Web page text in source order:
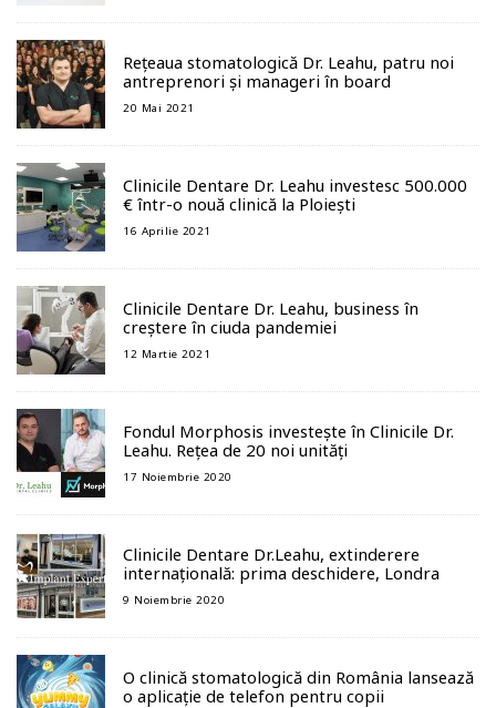
Rețeaua stomatologică Dr. Leahu, patru noi
antreprenori și manageri în board
20 Mai 2021
Clinicile Dentare Dr. Leahu investesc 500.000
€ într-o nouă clinică la Ploiești
16 Aprilie 2021
Clinicile Dentare Dr. Leahu, business în
creștere în ciuda pandemiei
12 Martie 2021
Fondul Morphosis investește în Clinicile Dr.
Leahu. Rețea de 20 noi unități
17 Noiembrie 2020
Clinicile Dentare Dr.Leahu, extinderere
internațională: prima deschidere, Londra
9 Noiembrie 2020
O clinică stomatologică din România lansează
o aplicație de telefon pentru copii